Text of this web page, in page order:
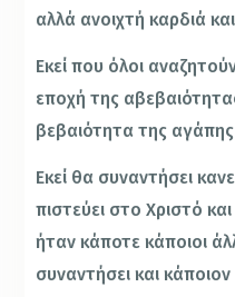
αλλά ανοιχτή καρδιά
Εκεί που όλοι
εποχή της
βεβαιότητα της
Εκεί θα συναντήσει
πιστεύει στο Χριστό
ήταν κάποτε κάποιοι
συναντήσει και